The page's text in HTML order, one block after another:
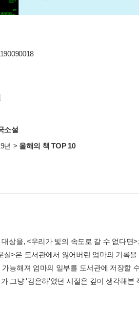
소설
년 > 올해의 책 TOP 10
상을, <우리가 빛의 속도로 갈 수 없다면
>은 도서관에서 잃어버린 엄마의 기록
능해져 엄마의 일부를 도서관에 저장할
그냥 '김은하'였던 시절은 깊이 생각해본